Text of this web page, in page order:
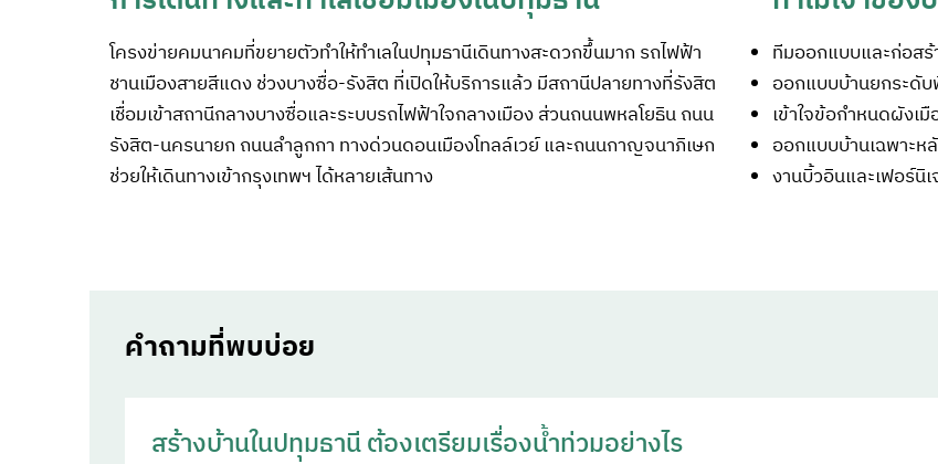
โครงข่ายคมนาคมที่ขยายตัวทำให้ทำเลในปทุมธานีเดินทางสะดวกขึ้นมาก รถไฟฟ้า
ชานเมืองสายสีแดง ช่วงบางซื่อ-รังสิต ที่เปิดให้บริการแล้ว มีสถานีปลายทางที่รังสิต
เชื่อมเข้าสถานีกลางบางซื่อและระบบรถไฟฟ้าใจกลางเมือง ส่วนถนนพหลโยธิน ถนน
รังสิต-นครนายก ถนนลำลูกกา ทางด่วนดอนเมืองโทลล์เวย์ และถนนกาญจนาภิเษก
ช่วยให้เดินทางเข้ากรุงเทพฯ ได้หลายเส้นทาง
ทีมออกแบบและก่อส
ออกแบบบ้านยกระดับ
เข้าใจข้อกำหนดผัง
ออกแบบบ้านเฉพาะห
งานบิ้วอินและเฟอร์นิ
คำถามที่พบบ่อย
สร้างบ้านในปทุมธานี ต้องเตรียมเรื่องน้ำท่วมอย่างไร